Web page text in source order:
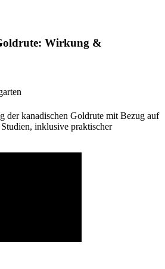
Wirkung &
der kanadischen Goldrute mit Bezug auf
inklusive praktischer